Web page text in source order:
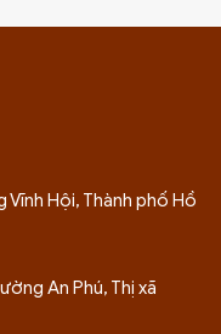
Hội, Thành phố Hồ
An Phú, Thị xã